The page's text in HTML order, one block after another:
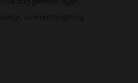
overnatningsting